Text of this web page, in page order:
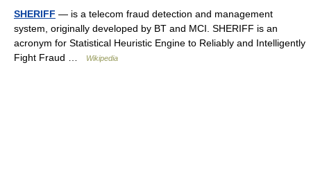
SHERIFF — is a telecom fraud detection and management
system, originally developed by BT and MCI. SHERIFF is an
acronym for Statistical Heuristic Engine to Reliably and Intelligently
Fight Fraud …
Wikipedia